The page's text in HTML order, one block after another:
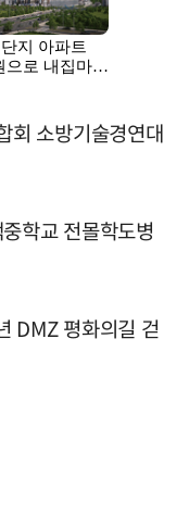
소방기술경연대
학교 전몰학도병
DMZ 평화의길 걷